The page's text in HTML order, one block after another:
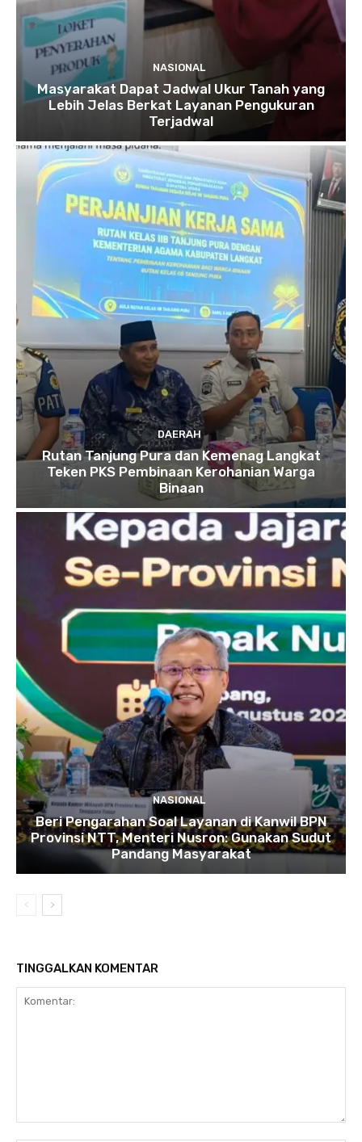
NASIONAL
Masyarakat Dapat Jadwal Ukur Tanah yang
Lebih Jelas Berkat Layanan Pengukuran
Terjadwal
DAERAH
Rutan Tanjung Pura dan Kemenag Langkat
Teken PKS Pembinaan Kerohanian Warga
Binaan
NASIONAL
Beri Pengarahan Soal Layanan di Kanwil BPN
Provinsi NTT, Menteri Nusron: Gunakan Sudut
Pandang Masyarakat
TINGGALKAN KOMENTAR